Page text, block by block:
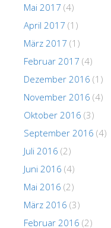
Mai 2017 (4)
April 2017 (1)
März 2017 (1)
Februar 2017 (4)
Dezember 2016 (1)
November 2016 (4)
Oktober 2016 (3)
September 2016 (4)
Juli 2016 (2)
Juni 2016 (4)
Mai 2016 (2)
März 2016 (3)
Februar 2016 (2)